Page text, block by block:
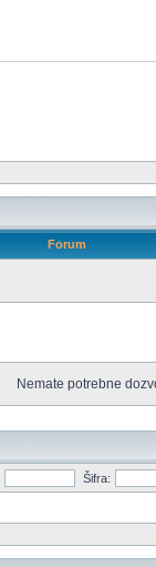
Forum
Nemate potrebne
Šifra: